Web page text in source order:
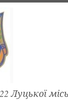
Луцької